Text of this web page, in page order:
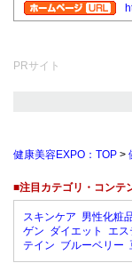
PRサイト
健康美容EXPO：TOP >
■注目カテゴリ・コンテ
スキンケア 男性化粧
ゲン ダイエット エス
テイン ブルーベリー